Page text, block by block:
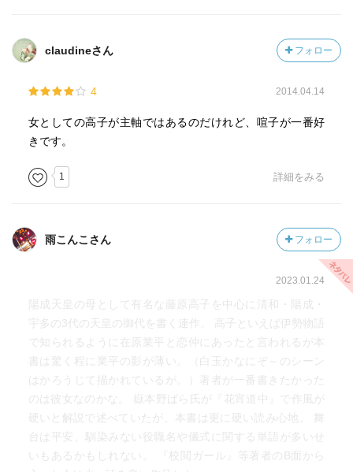
claudineさん フォロー
4 2014.04.14
女としての高子が主軸ではあるのだけれど、喧子が一番好
きです。
1 詳細をみる
雨こんこさん フォロー
2023.01.24
陽成天皇の母として有名な藤原高子を中心に清和・陽成・
宇多の3代の天皇の御代を書く連作。 高子といえば伊勢物語
で知られるように在原業平と恋仲にあったと言われるが本
書は驚く程に業平の影が薄い。（白玉かなにぞ～のシーン
はかろうじて描かれているが。）著者が一番書きたかった
のは彼女なのかな。 嶽本野ばら氏が『花宵道中』で作風が
硬いと解説で述べていたが、本書は更に硬い読み心地。 舞
台は平安、馴染みない役職名や儀式に関する単語が多いせ
いもあるかもしれない。 『校閲ガール』等著者のB面から